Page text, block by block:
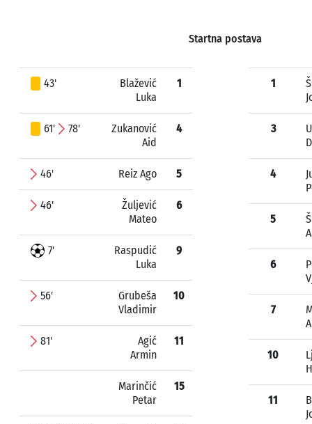
Startna postava
43'
Blažević
Luka
1
61' 78'
Zukanović
Aid
4
46' Reiz Ago 5
46'
Žuljević
Mateo
6
7'
Raspudić
Luka
9
56'
Grubeša
Vladimir
10
81'
Agić
Armin
11
Marinčić
Petar
15
1
3
4
5
6
7
10
11